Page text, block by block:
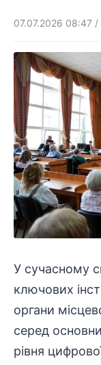
07.07.2026 08:47 /
У сучасному
ключових
органи
серед
рівня